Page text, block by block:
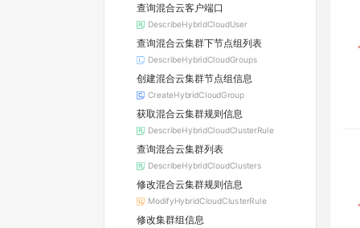
查询混合云客户端口
DescribeHybridCloudUser
查询混合云集群下节点组列表
DescribeHybridCloudGroups
创建混合云集群节点组信息
CreateHybridCloudGroup
获取混合云集群规则信息
DescribeHybridCloudClusterRule
查询混合云集群列表
DescribeHybridCloudClusters
修改混合云集群规则信息
ModifyHybridCloudClusterRule
修改集群组信息